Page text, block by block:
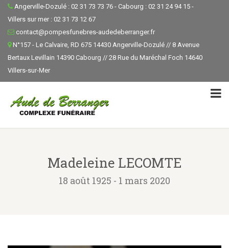
Angerville-Dozulé : 02 31 73 73 76 - Cabourg : 02 31 24 94 15 -
Villers sur mer : 02 31 73 12 67
contact@pompesfunebres-audedeberranger.fr
N°157 - Le Calvaire, RD 675 14430 Angerville-Dozulé // 8 Avenue
Bertaux Levillain 14390 Cabourg // 28 Rue du Maréchal Foch 14640
Villers-sur-Mer
Madeleine LECOMTE
18 août 1925 - 1 mars 2020